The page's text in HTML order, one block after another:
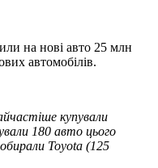
на нові авто 25 млн
автомобілів.
купували
180 авто цього
Toyota (125